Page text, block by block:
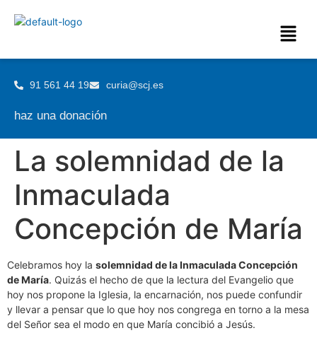
91 561 44 19 curia@scj.es
haz una donación
La solemnidad de la
Inmaculada
Concepción de María
Celebramos hoy la solemnidad de la Inmaculada Concepción
de María. Quizás el hecho de que la lectura del Evangelio que
hoy nos propone la Iglesia, la encarnación, nos puede confundir
y llevar a pensar que lo que hoy nos congrega en torno a la mesa
del Señor sea el modo en que María concibió a Jesús.